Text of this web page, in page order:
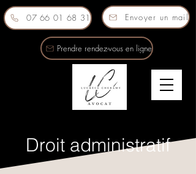
07 66 01 68 31 Envoyer un mail
Prendre rendez-vous en ligne
Droit administratif